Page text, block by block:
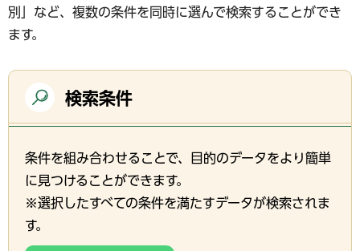
別」など、複数の条件を同時に選んで検索することができ
ます。
検索条件
条件を組み合わせることで、目的のデータをより簡単
に見つけることができます。
※選択したすべての条件を満たすデータが検索されま
す。